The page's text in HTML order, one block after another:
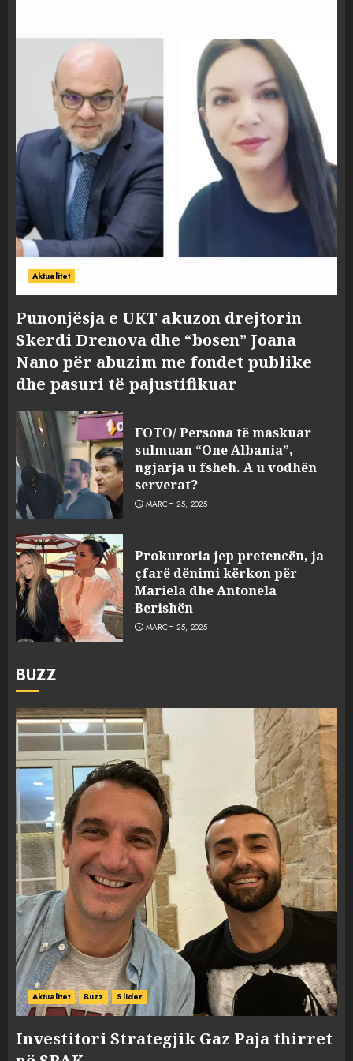
Aktualitet
Punonjësja e UKT akuzon drejtorin
Skerdi Drenova dhe “bosen” Joana
Nano për abuzim me fondet publike
dhe pasuri të pajustifikuar
FOTO/ Persona të maskuar
sulmuan “One Albania”,
ngjarja u fsheh. A u vodhën
serverat?
MARCH 25, 2025
Prokuroria jep pretencën, ja
çfarë dënimi kërkon për
Mariela dhe Antonela
Berishën
MARCH 25, 2025
BUZZ
Aktualitet Buzz Slider
Investitori Strategjik Gaz Paja thirret